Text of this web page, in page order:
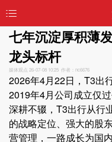
七年沉淀厚积薄
龙头标杆
媒体观点 26-07-08 10:25 作者：nc6676
2026年4月22日，T3出
2019年4月公司成立仅
深耕不辍，T3出行从行
的战略定位、强大的股
营管理，一路成长为国